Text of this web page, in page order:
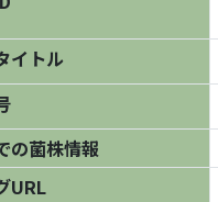
イトル
の菌株情報
URL